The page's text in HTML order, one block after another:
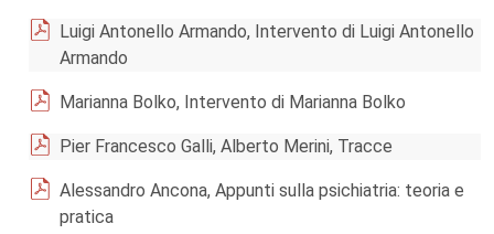
Luigi Antonello Armando, Intervento di Luigi Antonello
Armando
Marianna Bolko, Intervento di Marianna Bolko
Pier Francesco Galli, Alberto Merini, Tracce
Alessandro Ancona, Appunti sulla psichiatria: teoria e
pratica